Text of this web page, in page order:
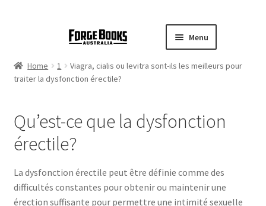
Menu
Home 1
Viagra, cialis ou levitra sont-ils les meilleurs pour
traiter la dysfonction érectile?
Qu’est-ce que la dysfonction
érectile?
La dysfonction érectile peut être définie comme des
difficultés constantes pour obtenir ou maintenir une
érection suffisante pour permettre une intimité sexuelle